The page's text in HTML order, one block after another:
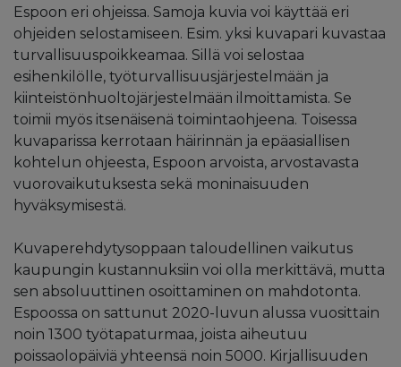
Espoon eri ohjeissa. Samoja kuvia voi käyttää eri
ohjeiden selostamiseen. Esim. yksi kuvapari kuvastaa
turvallisuuspoikkeamaa. Sillä voi selostaa
esihenkilölle, työturvallisuusjärjestelmään ja
kiinteistönhuoltojärjestelmään ilmoittamista. Se
toimii myös itsenäisenä toimintaohjeena. Toisessa
kuvaparissa kerrotaan häirinnän ja epäasiallisen
kohtelun ohjeesta, Espoon arvoista, arvostavasta
vuorovaikutuksesta sekä moninaisuuden
hyväksymisestä.
Kuvaperehdytysoppaan taloudellinen vaikutus
kaupungin kustannuksiin voi olla merkittävä, mutta
sen absoluuttinen osoittaminen on mahdotonta.
Espoossa on sattunut 2020-luvun alussa vuosittain
noin 1300 työtapaturmaa, joista aiheutuu
poissaolopäiviä yhteensä noin 5000. Kirjallisuuden